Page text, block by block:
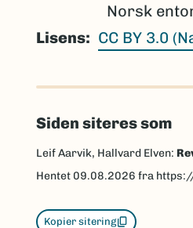
Norsk
Lisens
CC BY 3.0
Siden siteres som
Leif Aarvik, Hallvard Elven:
Hentet 09.08.2026 fra
Kopier sitering